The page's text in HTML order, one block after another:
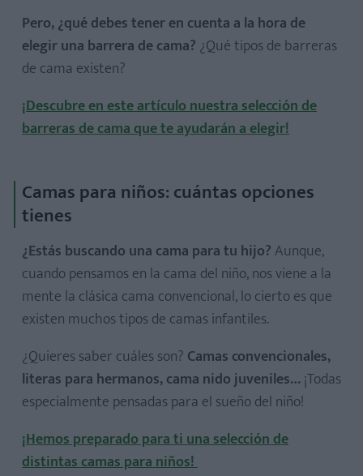
Pero, ¿qué debes tener en cuenta a la hora de
elegir una barrera de cama? ¿Qué tipos de barreras
de cama existen?
¡Descubre en este artículo nuestra selección de
barreras de cama que te ayudarán a elegir!
Camas para niños: cuántas opciones
tienes
¿Estás buscando una cama para tu hijo?Aunque,
cuando pensamos en la cama del niño, nos viene a la
mente la clásica cama convencional, lo cierto es que
existen muchos tipos de camas infantiles.
¿Quieres saber cuáles son? Camas convencionales,
literas para hermanos, cama nido juveniles…¡Todas
especialmente pensadas para el sueño del niño!
¡Hemos preparado para ti una selección de
distintas camas para niños!